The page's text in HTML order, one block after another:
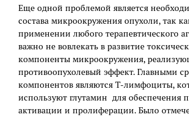
Еще одной проблемой является
состава микроокружения опухоли, так
применении любого терапевтического
важно не вовлекать в развитие
компоненты микроокружения,
противоопухолевый эффект. Главными
компонентов являются Т-лимфоциты,
используют глутамин для обеспечения
активации и пролиферации. Было